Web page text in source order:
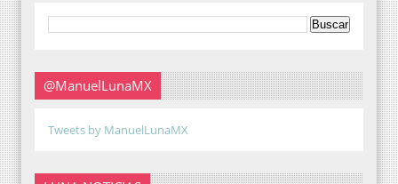
@ManuelLunaMX
Tweets by ManuelLunaMX